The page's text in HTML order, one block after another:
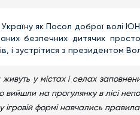
як Посол доброї волі
безпечних дитячих
і зустрітися з президентом
живуть у містах і селах
вийшли на прогулянку в лісі
ігровій формі навчались